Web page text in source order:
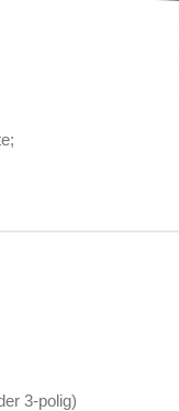
3-polig)